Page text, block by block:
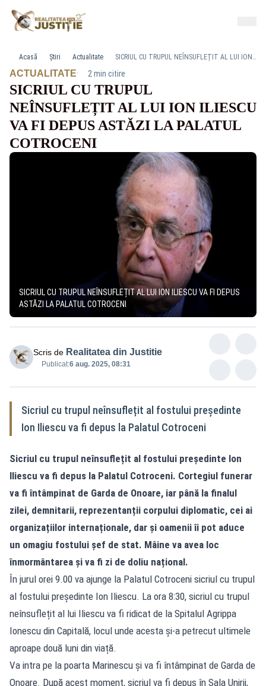
Acasă Știri Actualitate SICRIUL CU TRUPUL NEÎNSUFLEȚIT AL LUI ION ILIESCU VA FI DEPUS ASTĂZI LA PALATUL COTROCENI
ACTUALITATE· 2 min citire
SICRIUL CU TRUPUL
NEÎNSUFLEȚIT AL LUI ION ILIESCU
VA FI DEPUS ASTĂZI LA PALATUL
COTROCENI
SICRIUL CU TRUPUL NEÎNSUFLEȚIT AL LUI ION ILIESCU VA FI DEPUS
ASTĂZI LA PALATUL COTROCENI
Scris de Realitatea din Justitie
Publicat:6 aug. 2025, 08:31
Sicriul cu trupul neînsuflețit al fostului președinte
Ion Iliescu va fi depus la Palatul Cotroceni
Sicriul cu trupul neînsuflețit al fostului președinte Ion
Iliescu va fi depus la Palatul Cotroceni. Cortegiul funerar
va fi întâmpinat de Garda de Onoare, iar până la finalul
zilei, demnitarii, reprezentanții corpului diplomatic, cei ai
organizațiilor internaționale, dar și oamenii îi pot aduce
un omagiu fostului șef de stat. Mâine va avea loc
înmormântarea și va fi zi de doliu național.
În jurul orei 9.00 va ajunge la Palatul Cotroceni sicriul cu trupul
al fostului președinte Ion Iliescu. La ora 8:30, sicriul cu trupul
neînsuflețit al lui Iliescu va fi ridicat de la Spitalul Agrippa
Ionescu din Capitală, locul unde acesta și-a petrecut ultimele
aproape două luni din viață.
Va intra pe la poarta Marinescu și va fi întâmpinat de Garda de
Onoare. După acest moment, sicriul va fi depus în Sala Unirii,